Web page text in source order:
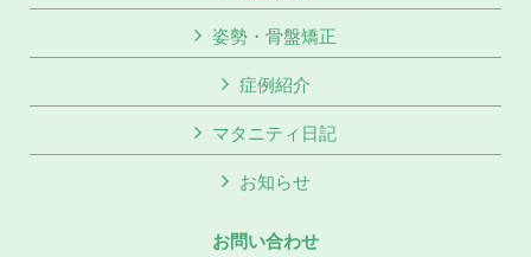
姿勢・骨盤矯正
症例紹介
マタニティ日記
お知らせ
お問い合わせ